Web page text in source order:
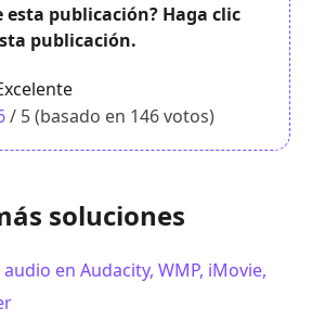
esta publicación? Haga clic
publicación.
/ 5 (basado en 146votos)
soluciones
en Audacity, WMP, iMovie,